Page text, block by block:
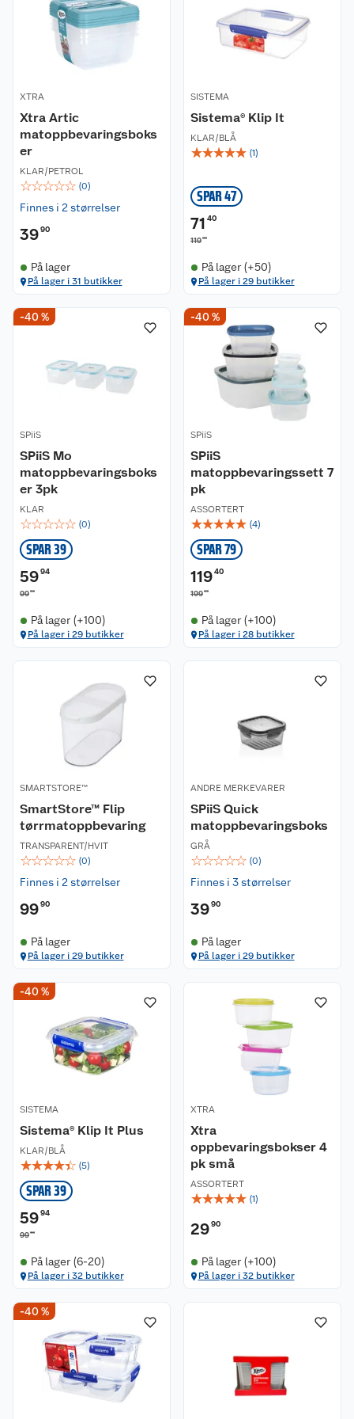
XTRA
Xtra Artic
matoppbevaringsboks
er
KLAR/PETROL
☆☆☆☆☆ (0)
Finnes i 2 størrelser
3990
På lager
På lager i 31 butikker
SISTEMA
Sistema® Klip It
KLAR/BLÅ
☆☆☆☆☆ (1)
SPAR 47
71 40
11900
På lager (+50)
På lager i 29 butikker
-40 %
SPiiS
SPiiS Mo
matoppbevaringsboks
er 3pk
KLAR
☆☆☆☆☆ (0)
SPAR 39
5994
9990
På lager (+100)
På lager i 29 butikker
-40 %
SPiiS
SPiiS
matoppbevaringssett 7
pk
ASSORTERT
☆☆☆☆☆ (4)
SPAR 79
11940
19900
På lager (+100)
På lager i 28 butikker
SMARTSTORE™
SmartStore™ Flip
tørrmatoppbevaring
TRANSPARENT/HVIT
☆☆☆☆☆ (0)
Finnes i 2 størrelser
9990
På lager
På lager i 29 butikker
ANDRE MERKEVARER
SPiiS Quick
matoppbevaringsboks
GRÅ
☆☆☆☆☆ (0)
Finnes i 3 størrelser
3990
På lager
På lager i 29 butikker
-40 %
SISTEMA
Sistema® Klip It Plus
KLAR/BLÅ
☆☆☆☆☆ (5)
SPAR 39
5994
9990
På lager (6-20)
På lager i 32 butikker
XTRA
Xtra
oppbevaringsbokser 4
pk små
ASSORTERT
☆☆☆☆☆ (1)
2990
På lager (+100)
På lager i 32 butikker
-40 %
Om oss
Nyheter
Kundeservice
Kontakt oss
Angre- og returrett